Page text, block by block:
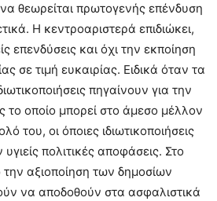
θεωρείται πρωτογενής επένδυση
Η κεντροαριστερά επιδιώκει,
επενδύσεις και όχι την εκποίηση
σε τιμή ευκαιρίας. Ειδικά όταν τα
πηγαίνουν για την
το οποίο μπορεί στο άμεσο μέλλον
του, οι όποιες ιδιωτικοποιήσεις
πολιτικές αποφάσεις. Στο
αξιοποίηση των δημοσίων
να αποδοθούν στα ασφαλιστικά